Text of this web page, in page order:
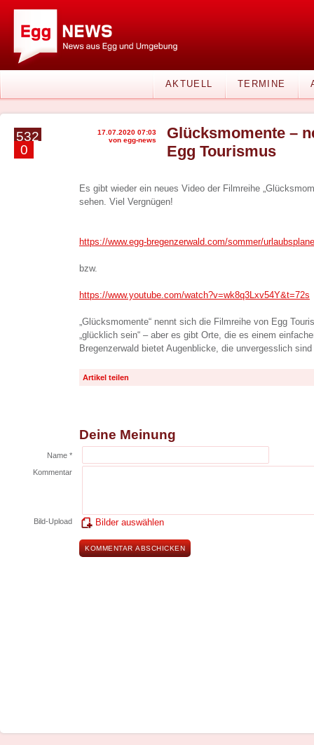
AKTUELL TERMINE
532
0
17.07.2020 07:03
von egg-news
Glücksmomente –
Egg Tourismus
Es gibt wieder ein neues Video der Filmreihe
sehen. Viel Vergnügen!
https://www.egg-bregenzerwald.com/sommer/
bzw.
https://www.youtube.com/watch?v=wk8q3Lxv54Y&t=72s
„Glücksmomente“ nennt sich die Filmreihe von Egg
„glücklich sein“ – aber es gibt Orte, die es einem
Bregenzerwald bietet Augenblicke, die unvergesslich
Artikel teilen
Deine Meinung
Name *
Kommentar
Bild-Upload Bilder auswählen